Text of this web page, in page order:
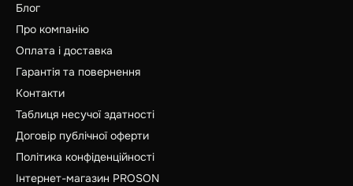
Блог
Про компанію
Оплата і доставка
Гарантія та повернення
Контакти
Таблиця несучої здатності
Договір публічної оферти
Політика конфіденційності
Інтернет-магазин PROSON